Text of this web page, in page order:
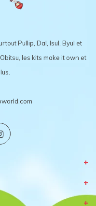
Pullip, Dal, Isul, Byul et
les kits make it own et